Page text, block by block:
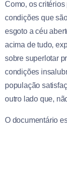
Como, os critérios
condições que
esgoto a céu
acima de tudo,
sobre superlotar
condições
população
outro lado que,
O documentário